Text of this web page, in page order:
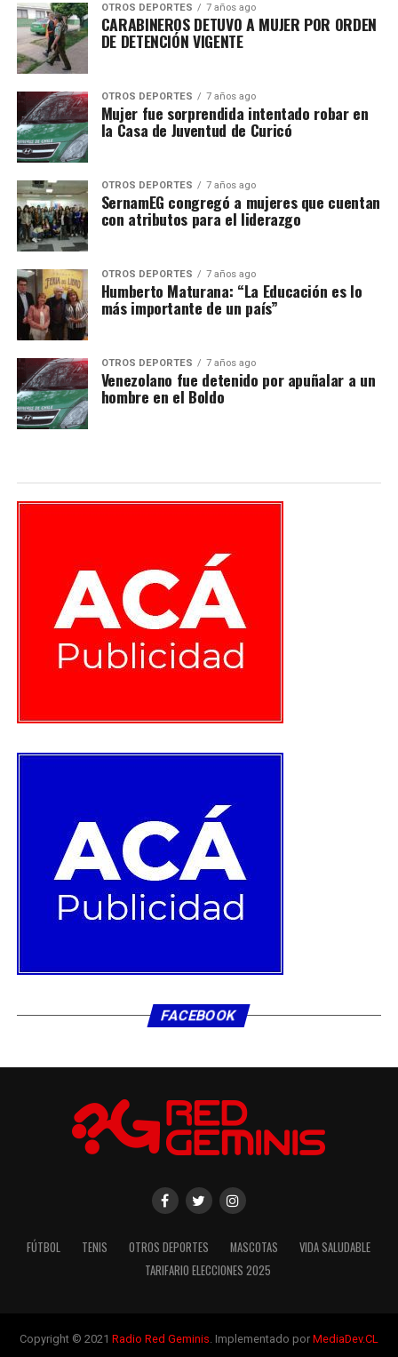
OTROS DEPORTES 7 años ago
CARABINEROS DETUVO A MUJER POR ORDEN
DE DETENCIÓN VIGENTE
OTROS DEPORTES 7 años ago
Mujer fue sorprendida intentado robar en
la Casa de Juventud de Curicó
OTROS DEPORTES 7 años ago
SernamEG congregó a mujeres que cuentan
con atributos para el liderazgo
OTROS DEPORTES 7 años ago
Humberto Maturana: “La Educación es lo
más importante de un país”
OTROS DEPORTES 7 años ago
Venezolano fue detenido por apuñalar a un
hombre en el Boldo
FACEBOOK
FÚTBOL TENIS OTROS DEPORTES MASCOTAS
VIDA SALUDABLE
TARIFARIO ELECCIONES 2025
Copyright © 2021 Radio Red Geminis . Implementado por MediaDev.CL